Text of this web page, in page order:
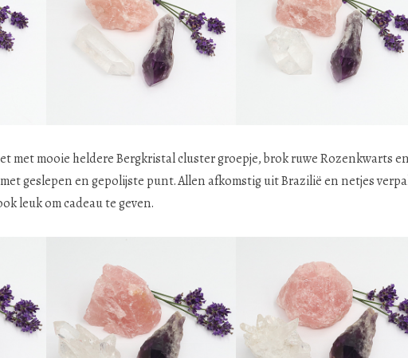
met mooie heldere Bergkristal cluster groepje, brok ruwe Rozenkwarts en
geslepen en gepolijste punt. Allen afkomstig uit Brazilië en netjes
leuk om cadeau te geven.